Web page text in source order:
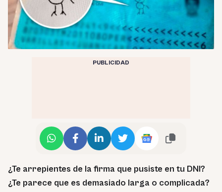
PUBLICIDAD
¿Te arrepientes de la firma que pusiste en tu DNI?
¿Te parece que es demasiado larga o complicada?